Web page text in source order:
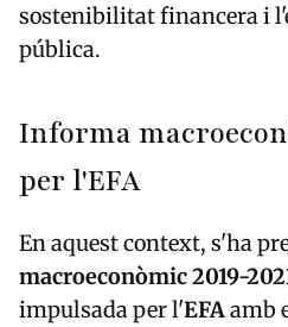
sostenibilitat financera i
pública.
Informa
per l'EFA
En aquest context, s'ha
macroeconòmic 2019-
impulsada per l'EFAamb